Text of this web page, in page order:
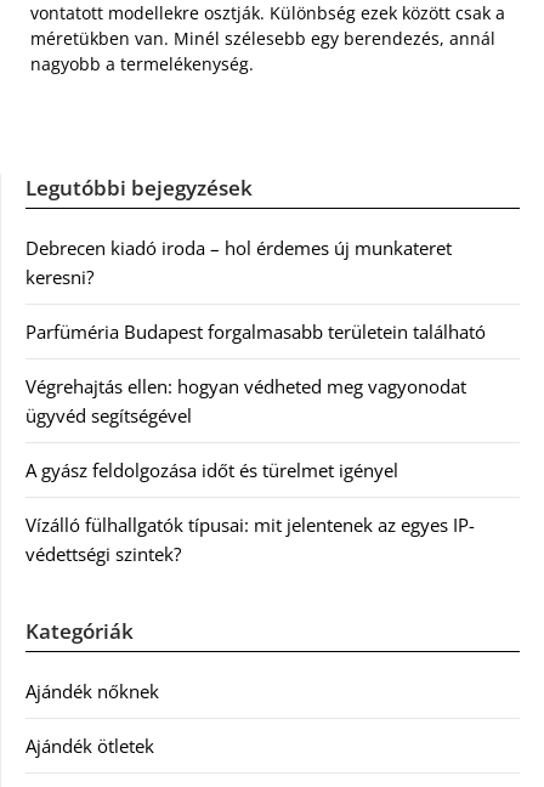
vontatott modellekre osztják. Különbség ezek között csak a
méretükben van. Minél szélesebb egy berendezés, annál
nagyobb a termelékenység.
Legutóbbi bejegyzések
Debrecen kiadó iroda – hol érdemes új munkateret
keresni?
Parfüméria Budapest forgalmasabb területein található
Végrehajtás ellen: hogyan védheted meg vagyonodat
ügyvéd segítségével
A gyász feldolgozása időt és türelmet igényel
Vízálló fülhallgatók típusai: mit jelentenek az egyes IP-
védettségi szintek?
Kategóriák
Ajándék nőknek
Ajándék ötletek